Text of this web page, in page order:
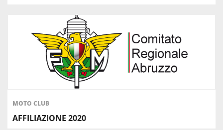
MOTO CLUB
AFFILIAZIONE 2020